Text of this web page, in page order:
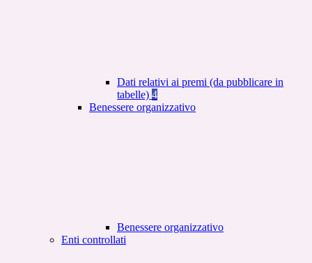
Dati relativi ai premi (da pubblicare in
tabelle) 4
Benessere organizzativo
Benessere organizzativo
Enti controllati